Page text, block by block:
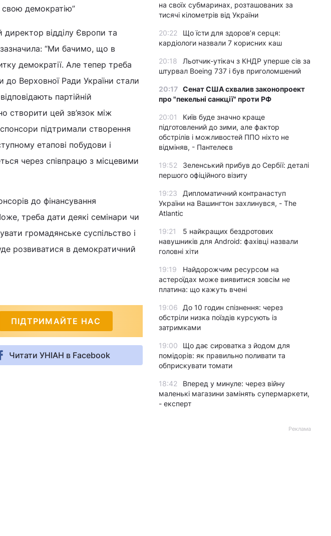
свою демократію”
відділу Європи та
“Ми бачимо, що в
демократії. Але тепер треба
до Верховної Ради України стали
партійній
створити цей зв’язок між
підтримали створення
етапові побудови і
через співпрацю з місцевими
до фінансування
треба дати деякі семінари чи
громадянське суспільство і
розвиватися в демократичний
ПІДТРИМАЙТЕ НАС
Читати УНІАН в Facebook
на своїх субмаринах, розташованих за
тисячі кілометрів від України
20:22
Що їсти для здоров’я серця:
кардіологи назвали 7 корисних каш
20:18
Льотчик-утікач з КНДР уперше сів за
штурвал Boeing 737 і був приголомшений
20:17 Сенат США схвалив законопроект
про "пекельні санкції" проти РФ
20:01
Київ буде значно краще
підготовлений до зими, але фактор
обстрілів і можливостей ППО ніхто не
відміняв, - Пантелеєв
19:52
Зеленський прибув до Сербії: деталі
першого офіційного візиту
19:23
Дипломатичний контранаступ
України на Вашингтон захлинувся, - The
Atlantic
19:21
5 найкращих бездротових
навушників для Android: фахівці назвали
головні хіти
19:19
Найдорожчим ресурсом на
астероїдах може виявитися зовсім не
платина: що кажуть вчені
19:06
До 10 годин спізнення: через
обстріли низка поїздів курсують із
затримками
19:00
Що дає сироватка з йодом для
помідорів: як правильно поливати та
обприскувати томати
18:42
Вперед у минуле: через війну
маленькі магазини замінять супермаркети,
- експерт
Реклама